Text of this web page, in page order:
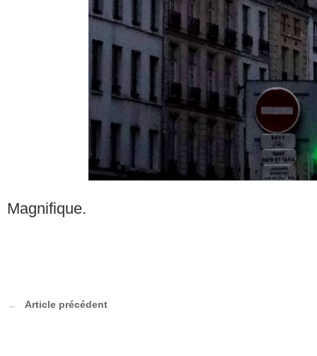
Magnifique.
Article précédent